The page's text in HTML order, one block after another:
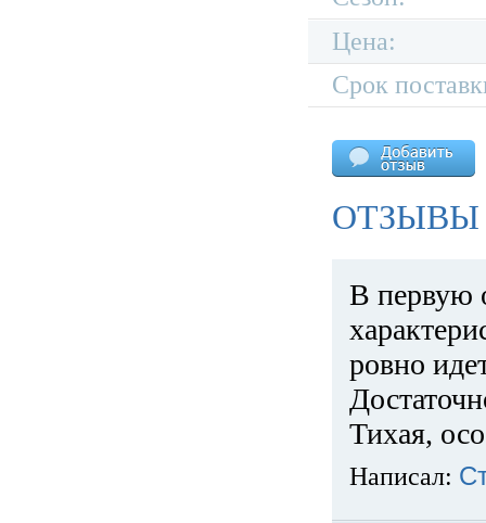
Цена:
Срок
ОТЗЫВЫ
В первую
ровно
Тихая,
Написал: